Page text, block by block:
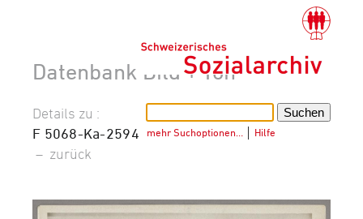
Datenbank Bild + Ton
mehr Suchoptionen… Hilfe
Details zu :
F 5068-Ka-2594
– zurück